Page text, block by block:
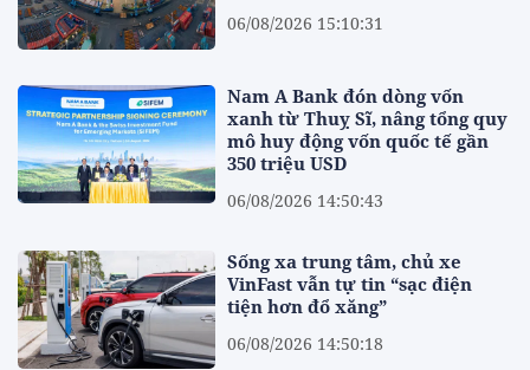
06/08/2026 15:10:31
Nam A Bank đón dòng vốn
xanh từ Thuỵ Sĩ, nâng tổng quy
mô huy động vốn quốc tế gần
350 triệu USD
06/08/2026 14:50:43
Sống xa trung tâm, chủ xe
VinFast vẫn tự tin “sạc điện
tiện hơn đổ xăng”
06/08/2026 14:50:18